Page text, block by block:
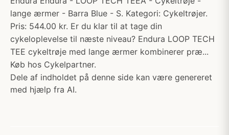
lange ærmer - Barra Blue - S. Kategori: Cykeltrøjer.
Pris: 544.00 kr. Er du klar til at tage din
cykeloplevelse til næste niveau? Endura LOOP TECH
TEE cykeltrøje med lange ærmer kombinerer præ...
Køb hos Cykelpartner.
Dele af indholdet på denne side kan være genereret
med hjælp fra AI.